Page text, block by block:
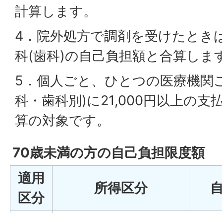
計算します。
4．院外処方で調剤を受けたとき
科(歯科)の自己負担額と合算しま
5．個人ごと、ひとつの医療機関
科・歯科別)に21,000円以上の支
算の対象です。
70歳未満の方の自己負担限度額
適用
区分
所得区分